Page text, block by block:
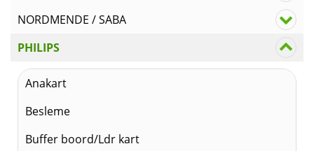
NORDMENDE / SABA
PHILIPS
Anakart
Besleme
Buffer boord/Ldr kart